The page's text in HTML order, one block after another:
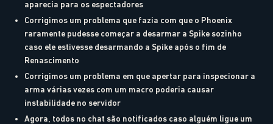
aparecia para os espectadores
Corrigimos um problema que fazia com que o Phoenix
raramente pudesse começar a desarmar a Spike sozinho
caso ele estivesse desarmando a Spike após o fim de
Renascimento
Corrigimos um problema em que apertar para inspecionar a
arma várias vezes com um macro poderia causar
instabilidade no servidor
Agora, todos no chat são notificados caso alguém ligue um